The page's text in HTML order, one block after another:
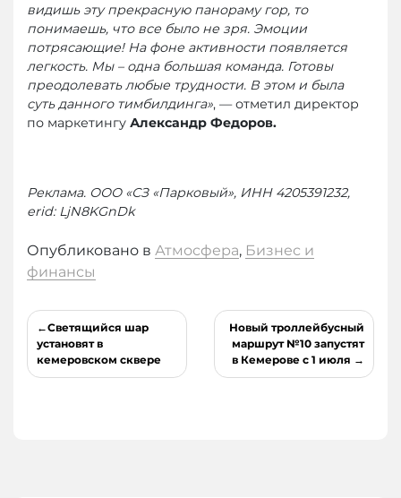
видишь эту прекрасную панораму гор, то
понимаешь, что все было не зря. Эмоции
потрясающие! На фоне активности появляется
легкость. Мы – одна большая команда. Готовы
преодолевать любые трудности. В этом и была
суть данного тимбилдинга», — отметил директор
по маркетингу Александр Федоров.
Реклама. ООО «СЗ «Парковый», ИНН 4205391232,
erid: LjN8KGnDk
Опубликовано в Атмосфера, Бизнес и
финансы
Навигация
по
записям
Светящийся шар
установят в
кемеровском сквере
Новый троллейбусный
маршрут №10 запустят
в Кемерове с 1 июля